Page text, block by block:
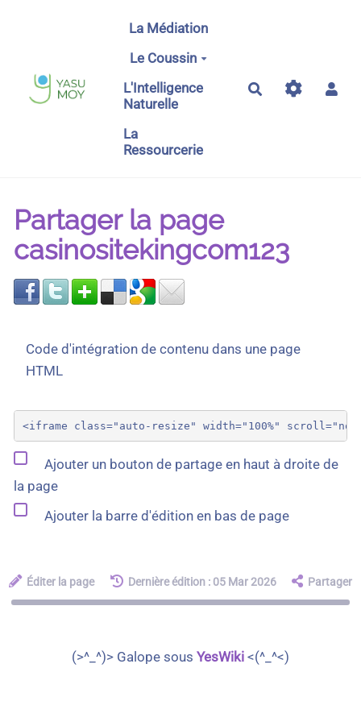
Aller au contenu principal
La Médiation
Le Coussin
L'Intelligence
Naturelle
La
Ressourcerie
Rechercher
Partager la page
casinositekingcom123
Code d'intégration de contenu dans une page
HTML
Ajouter un bouton de partage en haut à droite de
la page
Ajouter la barre d'édition en bas de page
Éditer la page Dernière édition : 05 Mar 2026 Partager
(>^_^)> Galope sous YesWiki <(^_^<)